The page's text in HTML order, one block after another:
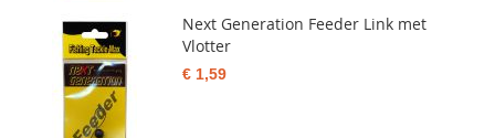
Next Generation Feeder Link met
Vlotter
€ 1,59